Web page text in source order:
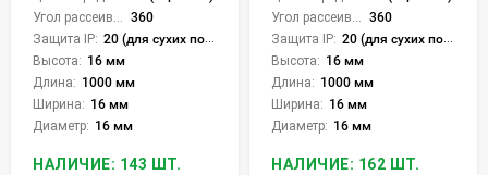
360
Защита IP: 20 (для сухих пом.)
Высота: 16 мм
Длина: 1000 мм
Ширина: 16 мм
Диаметр: 16 мм
НАЛИЧИЕ: 143 ШТ.
Угол рассеивания света °: 360
Защита IP: 20 (для сухих пом.)
Высота: 16 мм
Длина: 1000 мм
Ширина: 16 мм
Диаметр: 16 мм
НАЛИЧИЕ: 162 ШТ.